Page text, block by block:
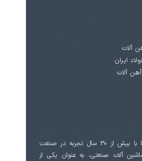
آلات
ایران
آلات
بازرگانی فولاد برابا با بیش از 30 سال تجربه در صنعت
آلات صنعتی، به عنوان یکی از